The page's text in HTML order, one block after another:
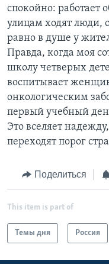
спокойно: работает
улицам ходят люди,
равно в душе у
Правда, когда моя
школу четверых
воспитывает
онкологическим
первый учебный
Это вселяет
переходят порог
Поделиться
This item is part of
Темы дня Россия